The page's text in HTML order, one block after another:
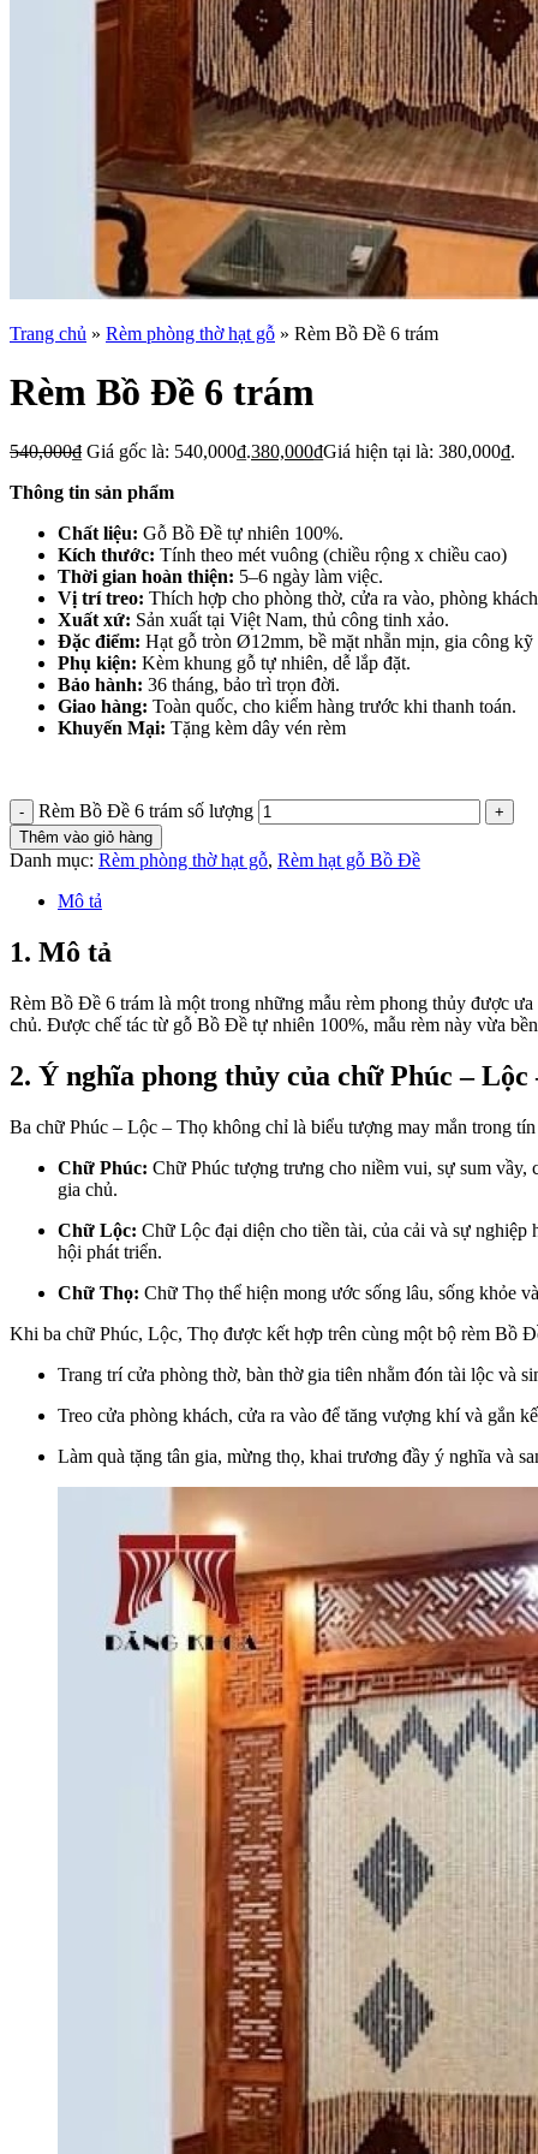
Trang chủ » Rèm phòng thờ hạt gỗ » Rèm Bồ Đề 6 trám
Rèm Bồ Đề 6 trám
540,000₫ Giá gốc là: 540,000₫.380,000₫Giá hiện tại là: 380,000₫.
Thông tin sản phẩm
Chất liệu: Gỗ Bồ Đề tự nhiên 100%.
Kích thước: Tính theo mét vuông (chiều rộng x chiều cao)
Thời gian hoàn thiện: 5–6 ngày làm việc.
Vị trí treo: Thích hợp cho phòng thờ, cửa ra vào, phòng
Xuất xứ: Sản xuất tại Việt Nam, thủ công tinh xảo.
Đặc điểm: Hạt gỗ tròn Ø12mm, bề mặt nhẵn mịn, gia công
Phụ kiện: Kèm khung gỗ tự nhiên, dễ lắp đặt.
Bảo hành: 36 tháng, bảo trì trọn đời.
Giao hàng: Toàn quốc, cho kiểm hàng trước khi thanh toán.
Khuyến Mại: Tặng kèm dây vén rèm
Rèm Bồ Đề 6 trám số lượng
Thêm vào giỏ hàng
Danh mục: Rèm phòng thờ hạt gỗ, Rèm hạt gỗ Bồ Đề
Mô tả
1. Mô tả
Rèm Bồ Đề 6 trám là một trong những mẫu rèm phong thủy được
chủ. Được chế tác từ gỗ Bồ Đề tự nhiên 100%, mẫu rèm này vừa
2. Ý nghĩa phong thủy của chữ Phúc –
Ba chữ Phúc – Lộc – Thọ không chỉ là biểu tượng may mắn trong
Chữ Phúc: Chữ Phúc tượng trưng cho niềm vui, sự sum vầy,
gia chủ.
Chữ Lộc: Chữ Lộc đại diện cho tiền tài, của cải và sự
hội phát triển.
Chữ Thọ: Chữ Thọ thể hiện mong ước sống lâu, sống khỏe
Khi ba chữ Phúc, Lộc, Thọ được kết hợp trên cùng một bộ rèm Bồ
Trang trí cửa phòng thờ, bàn thờ gia tiên nhằm đón tài lộc và
Treo cửa phòng khách, cửa ra vào để tăng vượng khí và gắn
Làm quà tặng tân gia, mừng thọ, khai trương đầy ý nghĩa và